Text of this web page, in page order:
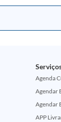
Agenda
Agendar
Agendar
APP